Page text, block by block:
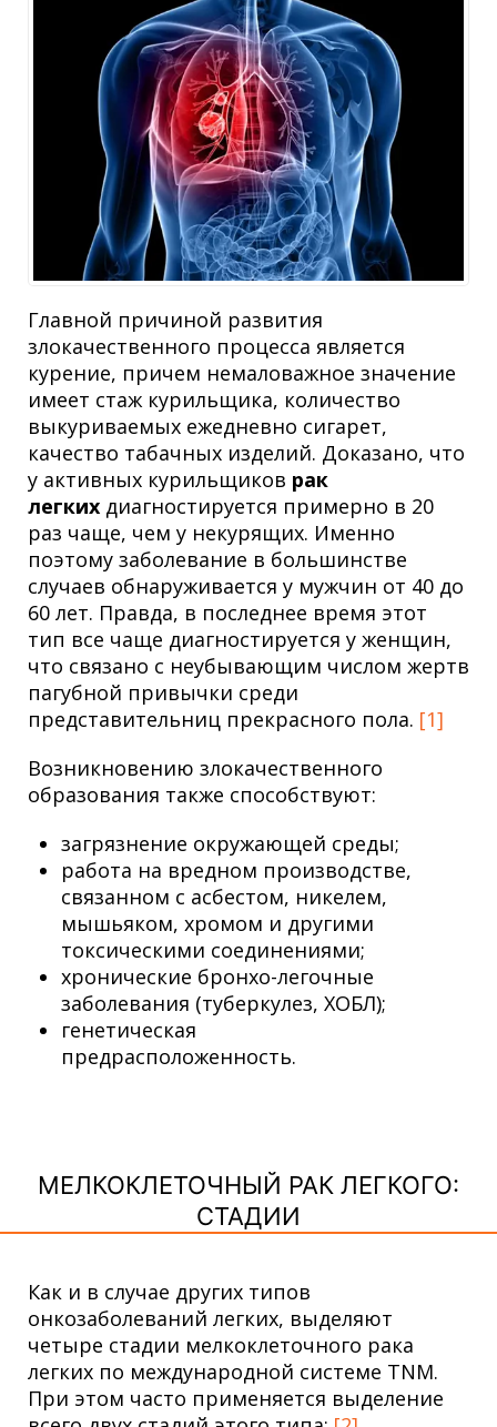
Главной причиной развития
злокачественного процесса является
курение, причем немаловажное значение
имеет стаж курильщика, количество
выкуриваемых ежедневно сигарет,
качество табачных изделий. Доказано, что
у активных курильщиков рак
легких диагностируется примерно в 20
раз чаще, чем у некурящих. Именно
поэтому заболевание в большинстве
случаев обнаруживается у мужчин от 40 до
60 лет. Правда, в последнее время этот
тип все чаще диагностируется у женщин,
что связано с неубывающим числом жертв
пагубной привычки среди
представительниц прекрасного пола. [1]
Возникновению злокачественного
образования также способствуют:
загрязнение окружающей среды;
работа на вредном производстве,
связанном с асбестом, никелем,
мышьяком, хромом и другими
токсическими соединениями;
хронические бронхо-легочные
заболевания (туберкулез, ХОБЛ);
генетическая
предрасположенность.
МЕЛКОКЛЕТОЧНЫЙ РАК ЛЕГКОГО:
СТАДИИ
Как и в случае других типов
онкозаболеваний легких, выделяют
четыре стадии мелкоклеточного рака
легких по международной системе TNM.
При этом часто применяется выделение